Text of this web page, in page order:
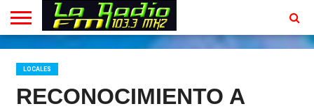
INICIO
EN
VIVO
PROGRAMACION
CONTACTO
LOCALES
RECONOCIMIENTO A